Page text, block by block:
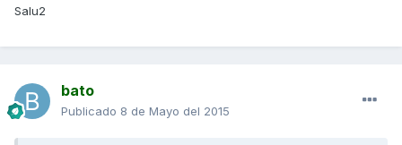
Salu2
bato
Publicado 8 de Mayo del 2015